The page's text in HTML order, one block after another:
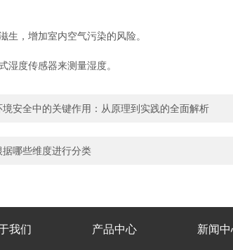
，增加室内空气污染的风险。
度传感器来测量湿度。
安全中的关键作用：从原理到实践的全面解析
哪些维度进行分类
我们 产品中心 新闻